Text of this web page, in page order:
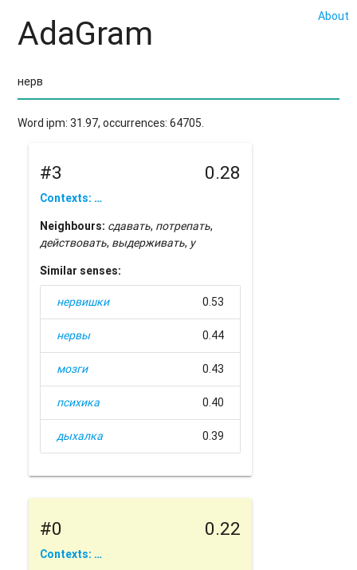
About
AdaGram
Word ipm: 31.97, occurrences: 64705.
#3 0.28
Contexts: …
Neighbours: сдавать, потрепать,
действовать, выдерживать, у
Similar senses:
нервишки 0.53
нервы 0.44
мозги 0.43
психика 0.40
дыхалка 0.39
#0 0.22
Contexts: …